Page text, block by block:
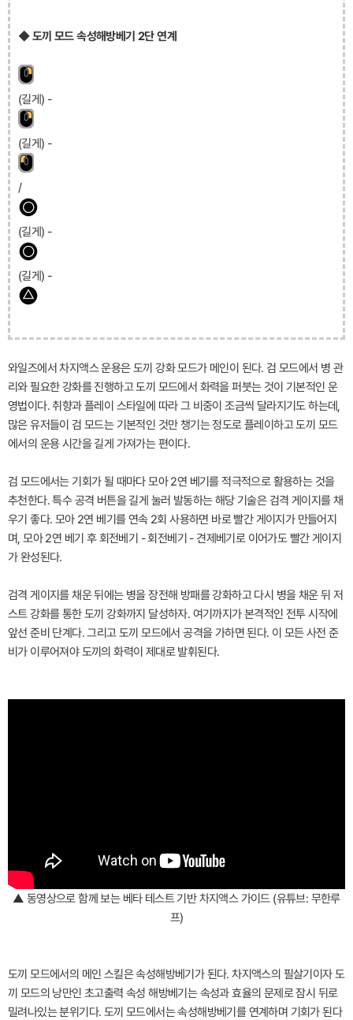
◆ 도끼 모드 속성해방베기 2단 연계
(길게) -
(길게) -
/
(길게) -
(길게) -
와일즈에서 차지액스 운용은 도끼 강화 모드가 메인이 된다. 검 모드에서 병 관
리와 필요한 강화를 진행하고 도끼 모드에서 화력을 퍼붓는 것이 기본적인 운
영법이다. 취향과 플레이 스타일에 따라 그 비중이 조금씩 달라지기도 하는데,
많은 유저들이 검 모드는 기본적인 것만 챙기는 정도로 플레이하고 도끼 모드
에서의 운용 시간을 길게 가져가는 편이다.
검 모드에서는 기회가 될 때마다 모아 2연 베기를 적극적으로 활용하는 것을
추천한다. 특수 공격 버튼을 길게 눌러 발동하는 해당 기술은 검격 게이지를 채
우기 좋다. 모아 2연 베기를 연속 2회 사용하면 바로 빨간 게이지가 만들어지
며, 모아 2연 베기 후 회전베기 - 회전베기 - 견제베기로 이어가도 빨간 게이지
가 완성된다.
검격 게이지를 채운 뒤에는 병을 장전해 방패를 강화하고 다시 병을 채운 뒤 저
스트 강화를 통한 도끼 강화까지 달성하자. 여기까지가 본격적인 전투 시작에
앞선 준비 단계다. 그리고 도끼 모드에서 공격을 가하면 된다. 이 모든 사전 준
비가 이루어져야 도끼의 화력이 제대로 발휘된다.
▲ 동영상으로 함께 보는 베타 테스트 기반 차지액스 가이드 (유튜브: 무한루
프)
도끼 모드에서의 메인 스킬은 속성해방베기가 된다. 차지액스의 필살기이자 도
끼 모드의 낭만인 초고출력 속성 해방베기는 속성과 효율의 문제로 잠시 뒤로
밀려나있는 분위기다. 도끼 모드에서는 속성해방베기를 연계하며 기회가 된다